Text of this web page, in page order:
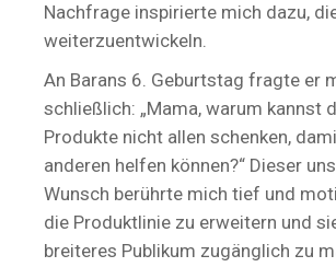
Nachfrage inspirierte mich dazu,
weiterzuentwickeln.
An Barans 6. Geburtstag fragte er
schließlich: „Mama, warum kannst
Produkte nicht allen schenken,
anderen helfen können?“ Dieser
Wunsch berührte mich tief und
die Produktlinie zu erweitern und
breiteres Publikum zugänglich zu